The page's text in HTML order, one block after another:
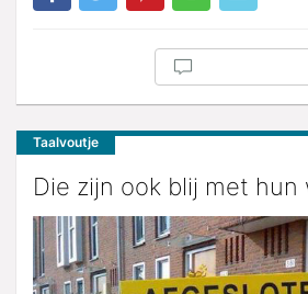
Taalvoutje
Die zijn ook blij met hun